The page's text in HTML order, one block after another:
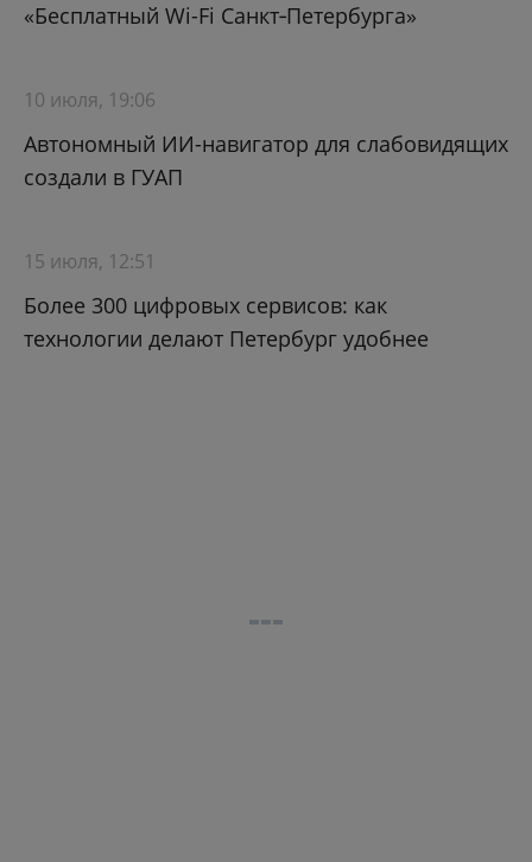
«Бесплатный Wi-Fi Санкт‑Петербурга»
10 июля, 19:06
Автономный ИИ-навигатор для слабовидящих
создали в ГУАП
15 июля, 12:51
Более 300 цифровых сервисов: как
технологии делают Петербург удобнее